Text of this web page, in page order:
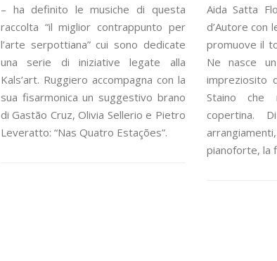
– ha definito le musiche di questa
raccolta “il miglior contrappunto per
l’arte serpottiana” cui sono dedicate
una serie di iniziative legate alla
Kals’art. Ruggiero accompagna con la
sua fisarmonica un suggestivo brano
di Gastão Cruz, Olivia Sellerio e Pietro
Leveratto: “Nas Quatro Estações”.
Aida Satta
d’Autore con
promuove il
Ne nasce
impreziosito
Staino che
copertina.
pianoforte, la